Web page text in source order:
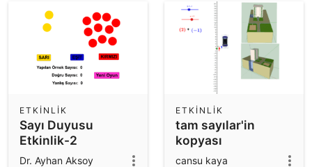
Sayı Duyusu
Etkinlik-2
ETKINLIK
Dr. Ayhan Aksoy
tam sayılar'in
kopyası
ETKINLIK
cansu kaya